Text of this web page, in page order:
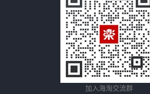
加入海淘交流群